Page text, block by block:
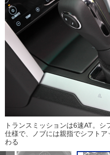
トランスミッションは6速AT。
仕様で、ノブには親指でシフト
わる